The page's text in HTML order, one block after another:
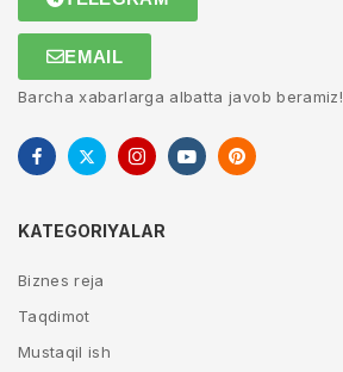
EMAIL
Barcha xabarlarga albatta javob beramiz!
KATEGORIYALAR
Biznes reja
Taqdimot
Mustaqil ish